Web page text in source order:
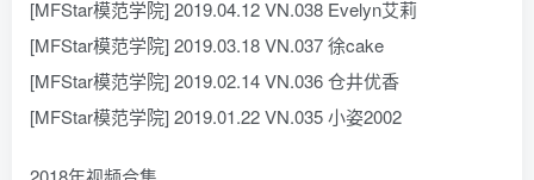
[MFStar模范学院] 2019.04.12 VN.038 Evelyn艾莉
[MFStar模范学院] 2019.03.18 VN.037 徐cake
[MFStar模范学院] 2019.02.14 VN.036 仓井优香
[MFStar模范学院] 2019.01.22 VN.035 小姿2002